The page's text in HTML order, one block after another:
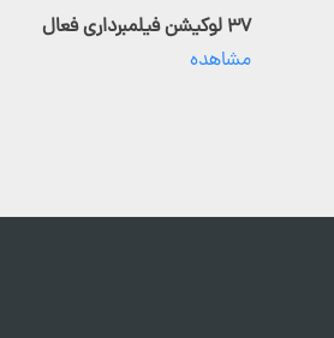
۳۷ لوکیشن فیلمبرداری فعال
مشاهده